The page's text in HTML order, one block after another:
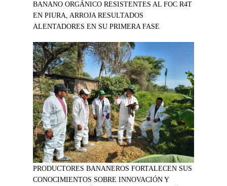
BANANO ORGÁNICO RESISTENTES AL FOC R4T
EN PIURA, ARROJA RESULTADOS
ALENTADORES EN SU PRIMERA FASE
PRODUCTORES BANANEROS FORTALECEN SUS
CONOCIMIENTOS SOBRE INNOVACIÓN Y